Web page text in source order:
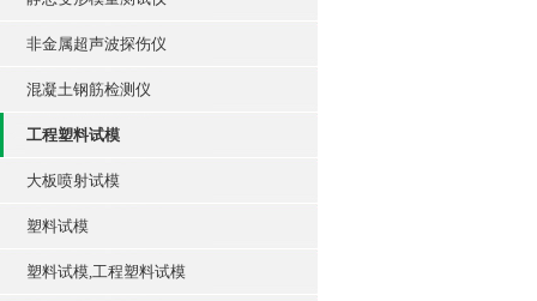
非金属超声波探伤仪
混凝土钢筋检测仪
工程塑料试模
大板喷射试模
塑料试模
塑料试模,工程塑料试模